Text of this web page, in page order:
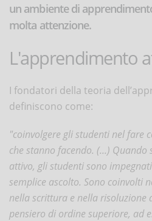
un ambiente di
molta attenzione.
L'apprendimento
I fondatori della teoria
definiscono come:
"coinvolgere gli studenti nel fare
che stanno facendo. (...)
attivo, gli studenti sono
semplice ascolto. Sono coinvolti
nella scrittura e nella risoluzione
pensiero di ordine superiore, ad